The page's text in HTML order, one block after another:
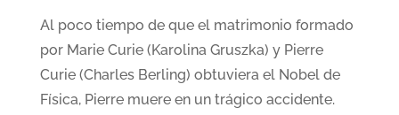
Al poco tiempo de que el matrimonio formado
por Marie Curie (Karolina Gruszka) y Pierre
Curie (Charles Berling) obtuviera el Nobel de
Física, Pierre muere en un trágico accidente.